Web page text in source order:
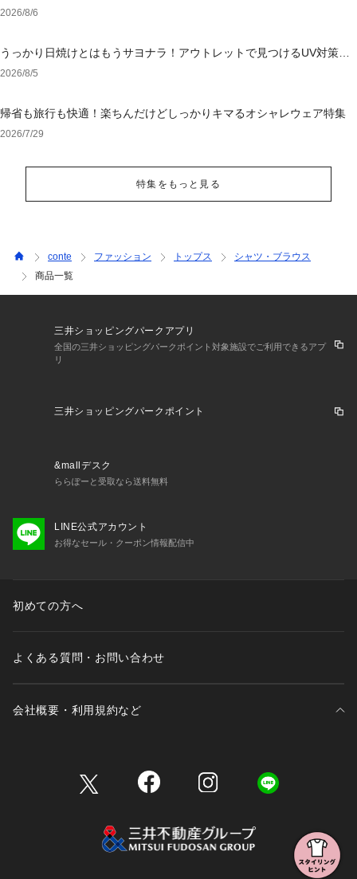
2026/8/6
うっかり日焼けとはもうサヨナラ！アウトレットで見つけるUV対策ウ
ェア
2026/8/5
帰省も旅行も快適！楽ちんだけどしっかりキマるオシャレウェア特集
2026/7/29
特集をもっと見る
conte ファッション トップス
シャツ・ブラウス
商品一覧
三井ショッピングパークアプリ
全国の三井ショッピングパークポイント対象施設でご利用できるアプ
リ
三井ショッピングパークポイント
&mallデスク
ららぽーと受取なら送料無料
LINE公式アカウント
お得なセール・クーポン情報配信中
初めての方へ
よくある質問・お問い合わせ
会社概要・利用規約など